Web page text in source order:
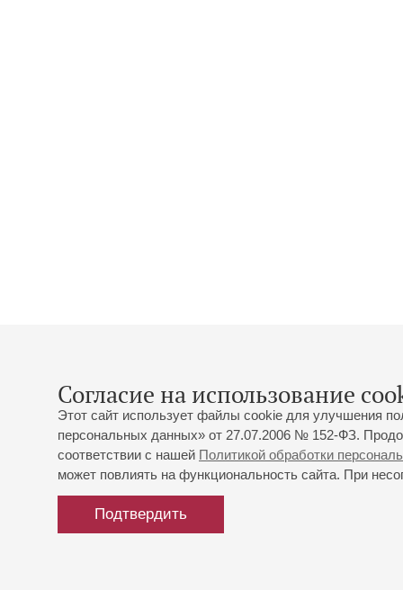
Согласие на использование
Этот сайт использует файлы cookie для улучшения
персональных данных» от 27.07.2006 № 152-ФЗ.
соответствии с нашей Политикой обработки
может повлиять на функциональность сайта. При
Подтвердить